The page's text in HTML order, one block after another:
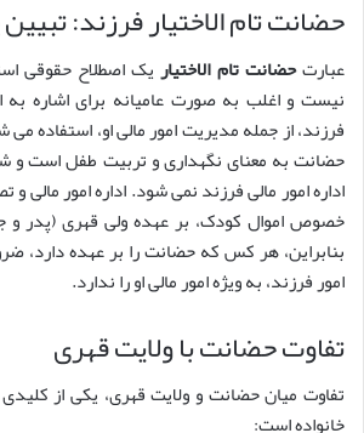
حضانت تام الاختیار فرزند:
عبارتحضانت تام الاختیاریک اصطلاح حقوقی
نیست و اغلب به صورت عامیانه برای اشاره به
فرزند، از جمله مدیریت امور مالی او، استفاده
حضانت به معنای نگهداری و تربیت طفل است و
اداره امور مالی فرزند نمی شود. اداره امور مالی
خصوص اموال کودک، بر عهده ولی قهری (پدر
بنابراین، هر کس که حضانت را بر عهده دارد،
امور فرزند، به ویژه امور مالی او را ندارد.
تفاوت حضانت با ولایت قهری
تفاوت میان حضانت و ولایت قهری، یکی از
خانواده است: